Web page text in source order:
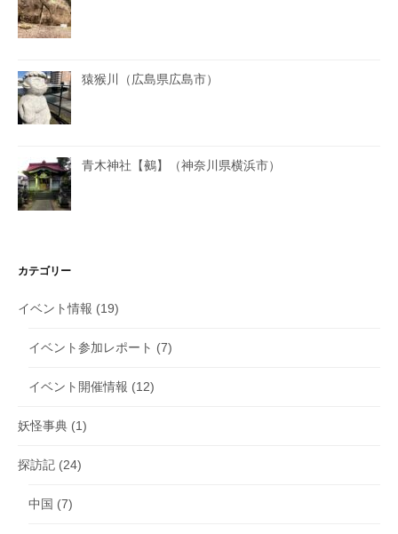
猿猴川（広島県広島市）
青木神社【鵺】（神奈川県横浜市）
カテゴリー
イベント情報 (19)
イベント参加レポート (7)
イベント開催情報 (12)
妖怪事典 (1)
探訪記 (24)
中国 (7)